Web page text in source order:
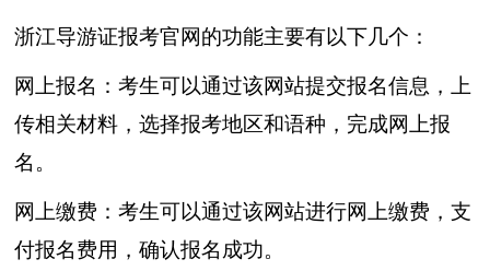
浙江导游证报考官网的功能主要有以下几个：
网上报名：考生可以通过该网站提交报名信息，上
传相关材料，选择报考地区和语种，完成网上报
名。
网上缴费：考生可以通过该网站进行网上缴费，支
付报名费用，确认报名成功。